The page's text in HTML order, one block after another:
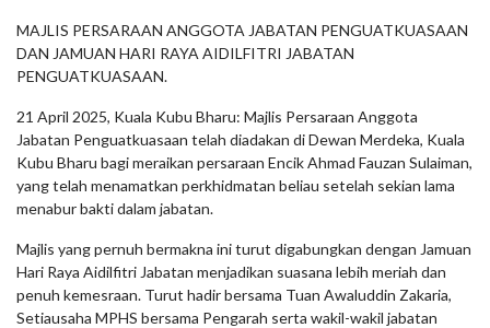
MAJLIS PERSARAAN ANGGOTA JABATAN PENGUATKUASAAN
DAN JAMUAN HARI RAYA AIDILFITRI JABATAN
PENGUATKUASAAN.
21 April 2025, Kuala Kubu Bharu: Majlis Persaraan Anggota
Jabatan Penguatkuasaan telah diadakan di Dewan Merdeka, Kuala
Kubu Bharu bagi meraikan persaraan Encik Ahmad Fauzan Sulaiman,
yang telah menamatkan perkhidmatan beliau setelah sekian lama
menabur bakti dalam jabatan.
Majlis yang pernuh bermakna ini turut digabungkan dengan Jamuan
Hari Raya Aidilfitri Jabatan menjadikan suasana lebih meriah dan
penuh kemesraan. Turut hadir bersama Tuan Awaluddin Zakaria,
Setiausaha MPHS bersama Pengarah serta wakil-wakil jabatan